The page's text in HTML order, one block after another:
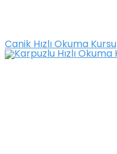
Canik Hızlı Okuma Kursu